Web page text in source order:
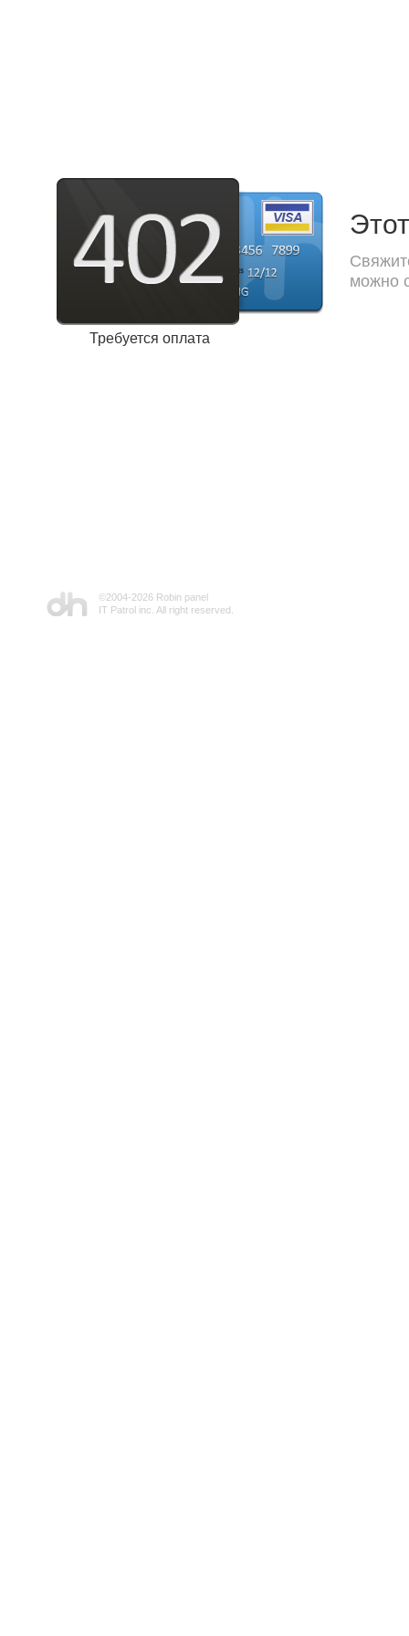
Требуется оплата
можно
©2004-2026 Robin panel
IT Patrol inc. All right reserved.